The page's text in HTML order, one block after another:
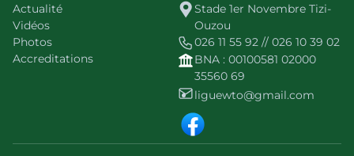
Actualité
Vidéos
Photos
Accreditations
Stade 1er Novembre Tizi-
Ouzou
026 11 55 92 // 026 10 39 02
BNA : 00100581 02000
35560 69
liguewto@gmail.com